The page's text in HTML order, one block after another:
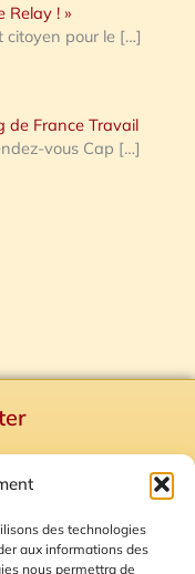
des technologies
aux informations des
nous permettra de
Relay ! »
pour le […]
de France Travail
vous Cap […]
Plan du site